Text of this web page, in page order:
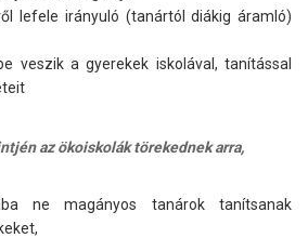
lefele irányuló (tanártól diákig áramló)
veszik a gyerekek iskolával, tanítással
az ökoiskolák törekednek arra,
ne magányos tanárok tanítsanak